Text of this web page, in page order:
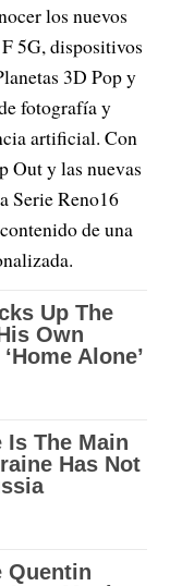
los nuevos
5G, dispositivos
3D Pop y
fotografía y
artificial. Con
Out y las nuevas
Serie Reno16
de una